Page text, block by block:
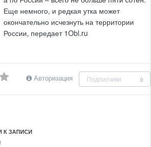
Еще немного, и редкая утка может
окончательно исчезнуть на территории
России, передает 1Obl.ru
Авторизация Подписчики 0
К ЗАПИСИ